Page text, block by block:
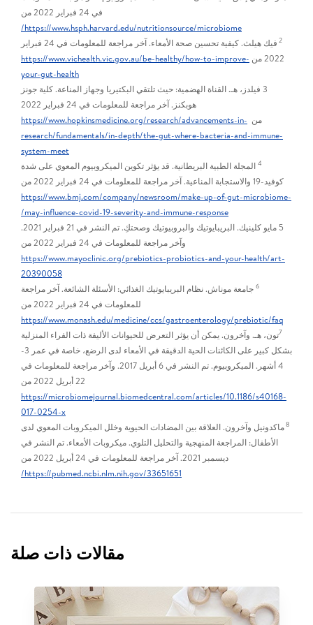
في 24 فبراير 2022 من
https://www.hsph.harvard.edu/nutritionsource/microbiome/
2
فيك هيلث. كيفية تحسين صحة الأمعاء. آخر مراجعة للمعلومات في 24 فبراير
2022 من
https://www.vichealth.vic.gov.au/be-healthy/how-to-improve-
your-gut-health
3 فيلدز، هـ. القناة الهضمية: حيث تلتقي البكتيريا وجهاز المناعة. كلية جونز
هوبكنز. آخر مراجعة للمعلومات في 24 فبراير 2022
من https://www.hopkinsmedicine.org/research/advancements-in-
research/fundamentals/in-depth/the-gut-where-bacteria-and-immune-
system-meet
4 المجلة الطبية البريطانية. قد يؤثر تكوين الميكروبيوم المعوي على شدة
كوفيد-19 والاستجابة المناعية. آخر مراجعة للمعلومات في 24 فبراير 2022 من
https://www.bmj.com/company/newsroom/make-up-of-gut-microbiome-
may-influence-covid-19-severity-and-immune-response/
5 مايو كلينيك. البريبايوتيك والبروبيوتيك وصحتكِ. تم النشر في 21 فبراير 2021.
وآخر مراجعة للمعلومات في 24 فبراير 2022 من
https://www.mayoclinic.org/prebiotics-probiotics-and-your-health/art-
20390058
6 جامعة موناش. نظام البريبايوتيك الغذائي: الأسئلة الشائعة. آخر مراجعة
للمعلومات في 24 فبراير 2022 من
https://www.monash.edu/medicine/ccs/gastroenterology/prebiotic/faq
7تون، هـ. وآخرون. يمكن أن يؤثر التعرض للحيوانات الأليفة ذات الفراء المنزلية
بشكل كبير على الكائنات الحية الدقيقة في الأمعاء لدى الرضع، خاصة في عمر 3-
4 أشهر. الميكروبيوم. تم النشر في 6 أبريل 2017. وآخر مراجعة للمعلومات في
22 أبريل 2022 من
https://microbiomejournal.biomedcentral.com/articles/10.1186/s40168-
017-0254-x
8ماكدونيل وآخرون. العلاقة بين المضادات الحيوية وخلل الميكروبات المعوي لدى
الأطفال: المراجعة المنهجية والتحليل التلوي. ميكروبات الأمعاء. تم النشر في
ديسمبر 2021. آخر مراجعة للمعلومات في 24 أبريل 2022 من
https://pubmed.ncbi.nlm.nih.gov/33651651/
مقالات ذات صلة